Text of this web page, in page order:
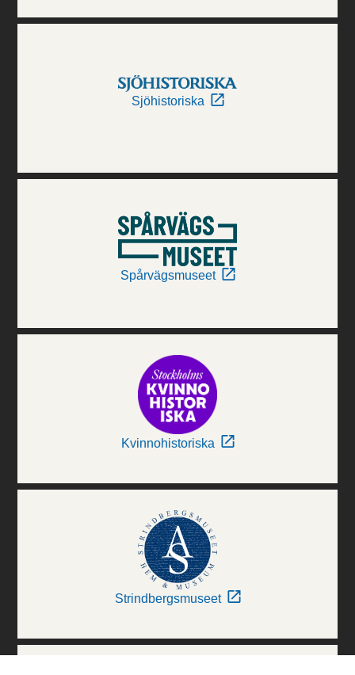
Sjöhistoriska
Spårvägsmuseet
Kvinnohistoriska
Strindbergsmuseet